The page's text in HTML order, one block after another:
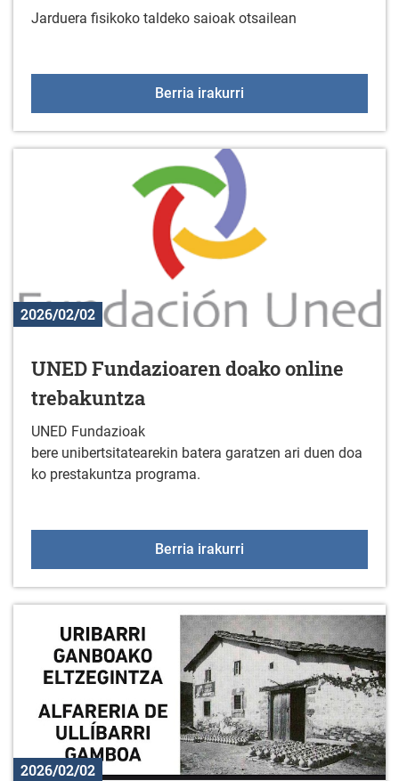
Jarduera fisikoko taldeko saioak otsailean
Berria irakurri
2026/02/02
UNED Fundazioaren doako online
trebakuntza
UNED Fundazioak
bere unibertsitatearekin batera garatzen ari duen doa
ko prestakuntza programa.
Berria irakurri
2026/02/02